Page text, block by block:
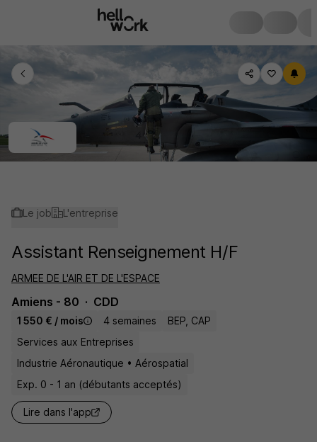
Le job L'entreprise
Assistant Renseignement H/F
ARMEE DE L'AIR ET DE L'ESPACE
Amiens - 80 CDD
1 550 € / mois 4 semaines
BEP, CAP
Services aux Entreprises
Industrie Aéronautique • Aérospatial
Exp. 0 - 1 an (débutants acceptés)
Lire dans l'app